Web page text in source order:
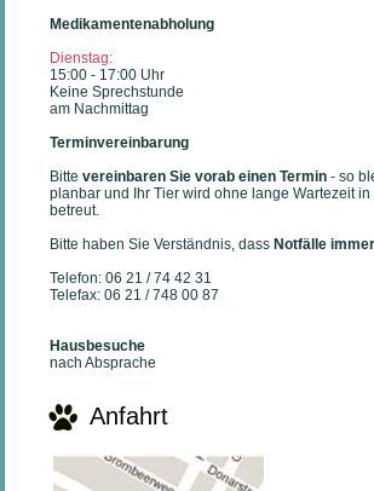
Medikamentenabholung
Dienstag:
15:00 - 17:00 Uhr
Keine Sprechstunde
am Nachmittag
Terminvereinbarung
Bittevereinbaren Sie vorab einen Termin - so
planbar und Ihr Tier wird ohne lange Wartezeit
betreut.
Bitte haben Sie Verständnis, dass Notfälle
Telefon: 06 21 / 74 42 31
Telefax: 06 21 / 748 00 87
Hausbesuche
nach Absprache
Anfahrt